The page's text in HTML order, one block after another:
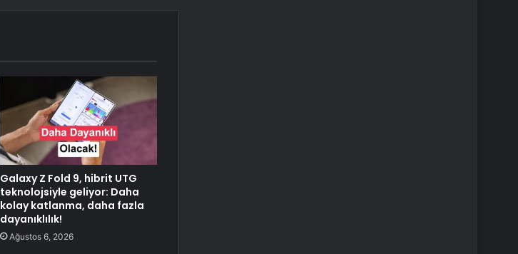
Galaxy Z Fold 9, hibrit UTG
teknolojsiyle geliyor: Daha
kolay katlanma, daha fazla
dayanıklılık!
Ağustos 6, 2026